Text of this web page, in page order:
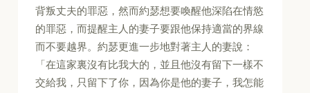
背叛丈夫的罪惡，然而約瑟想要喚醒他深陷在情慾
的罪惡，而提醒主人的妻子要跟他保持適當的界線
而不要越界。約瑟更進一步地對著主人的妻說：
「在這家裏沒有比我大的，並且他沒有留下一樣不
交給我，只留下了你，因為你是他的妻子，我怎能